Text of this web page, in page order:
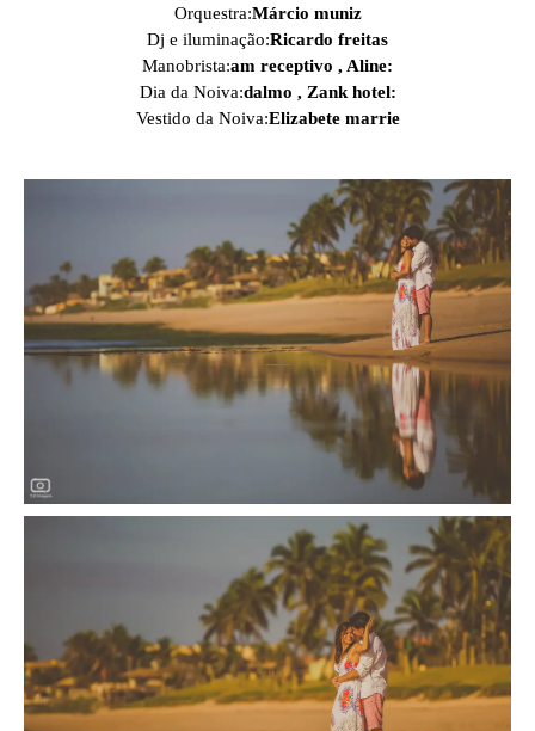
Orquestra:Márcio muniz
Dj e iluminação:Ricardo freitas
Manobrista:am receptivo , Aline:
Dia da Noiva:dalmo , Zank hotel:
Vestido da Noiva:Elizabete marrie